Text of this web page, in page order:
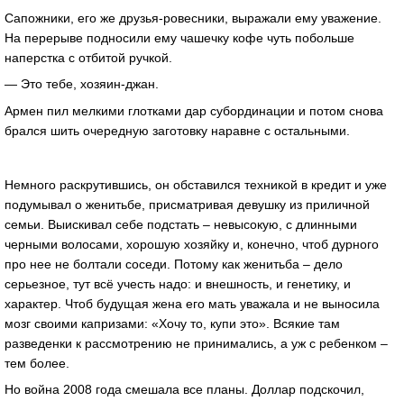
Сапожники, его же друзья-ровесники, выражали ему уважение.
На перерыве подносили ему чашечку кофе чуть побольше
наперстка с отбитой ручкой.
— Это тебе, хозяин-джан.
Армен пил мелкими глотками дар субординации и потом снова
брался шить очередную заготовку наравне с остальными.
Немного раскрутившись, он обставился техникой в кредит и уже
подумывал о женитьбе, присматривая девушку из приличной
семьи. Выискивал себе подстать – невысокую, с длинными
черными волосами, хорошую хозяйку и, конечно, чтоб дурного
про нее не болтали соседи. Потому как женитьба – дело
серьезное, тут всё учесть надо: и внешность, и генетику, и
характер. Чтоб будущая жена его мать уважала и не выносила
мозг своими капризами: «Хочу то, купи это». Всякие там
разведенки к рассмотрению не принимались, а уж с ребенком –
тем более.
Но война 2008 года смешала все планы. Доллар подскочил,